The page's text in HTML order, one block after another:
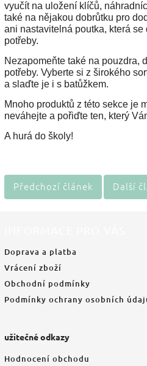
vyučít na uložení klíčů,
také na nějakou dobrůtku pro
ani nastavitelná poutka, která
potřeby.
Nezapomeňte také na pouzdra,
potřeby. Vyberte si z širokého
a slaďte je i s batůžkem.
Mnoho produktů z této sekce je
neváhejte a pořiďte ten, který
A hurá do školy!
Předchozí článek Další
Doprava a platba
Vrácení zboží
Obchodní podmínky
Podmínky ochrany osobních
užitečné odkazy
Hodnocení obchodu